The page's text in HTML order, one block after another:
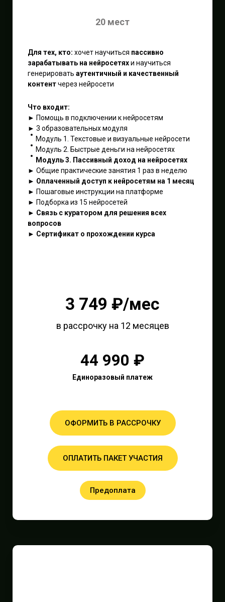
20 мест
Для тех, кто: хочет научиться пассивно
зарабатывать на нейросетяхи научиться
генерировать аутентичный и качественный
контентчерез нейросети
Что входит:
► Помощь в подключении к нейросетям
► 3 образовательных модуля
Модуль 1. Текстовые и визуальные нейросети
Модуль 2. Быстрые деньги на нейросетях
Модуль 3. Пассивный доход на нейросетях
► Общие практические занятия 1 раз в неделю
► Оплаченный доступ к нейросетям на 1 месяц
► Пошаговые инструкции на платформе
► Подборка из 15 нейросетей
► Связь с куратором для решения всех
вопросов
► Сертификат о прохождении курса
3 749 ₽/мес
в рассрочку на 12 месяцев
44 990 ₽
Единоразовый платеж
ОФОРМИТЬ В РАССРОЧКУ
ОПЛАТИТЬ ПАКЕТ УЧАСТИЯ
Предоплата